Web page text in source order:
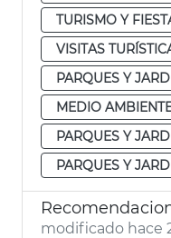
TURISMO Y
VISITAS
PARQUES Y
MEDIO
PARQUES Y
PARQUES Y
modificado hace